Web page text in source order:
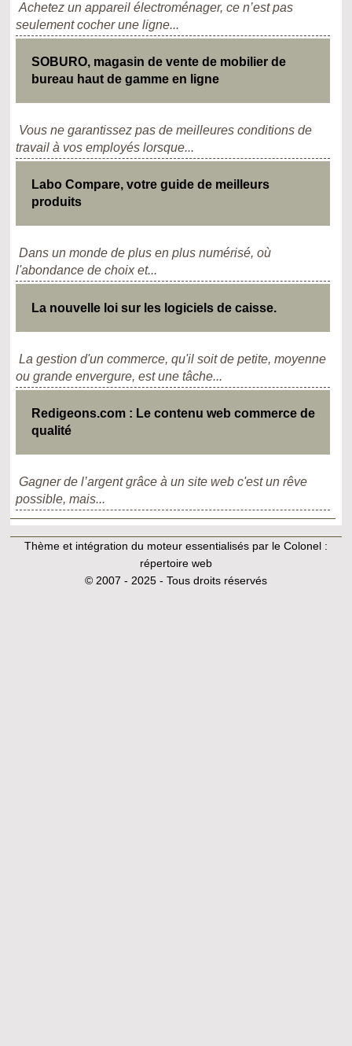
Achetez un appareil électroménager, ce n’est pas
seulement cocher une ligne...
SOBURO, magasin de vente de mobilier de
bureau haut de gamme en ligne
Vous ne garantissez pas de meilleures conditions de
travail à vos employés lorsque...
Labo Compare, votre guide de meilleurs
produits
Dans un monde de plus en plus numérisé, où
l'abondance de choix et...
La nouvelle loi sur les logiciels de caisse.
La gestion d'un commerce, qu'il soit de petite, moyenne
ou grande envergure, est une tâche...
Redigeons.com : Le contenu web commerce de
qualité
Gagner de l’argent grâce à un site web c'est un rêve
possible, mais...
Thème et intégration du moteur essentialisés par le Colonel :
répertoire web
© 2007 - 2025 - Tous droits réservés